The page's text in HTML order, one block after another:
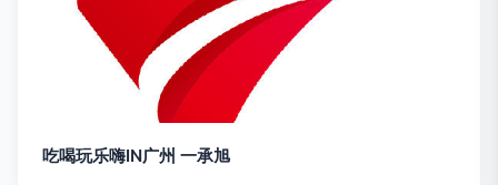
吃喝玩乐嗨IN广州 一承旭